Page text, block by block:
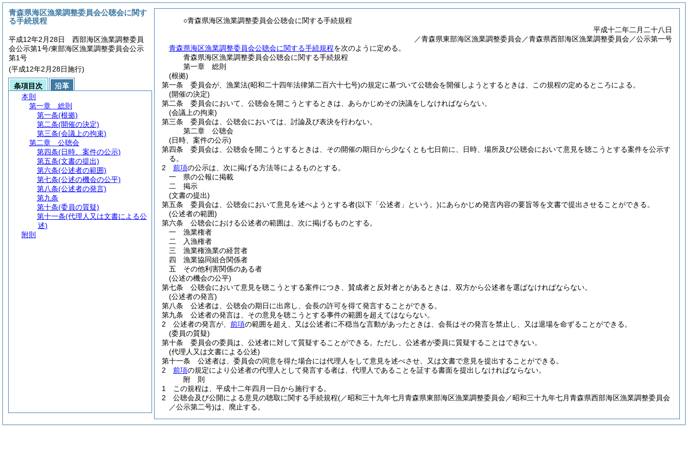
○青森県海区漁業調整委員会公聴会に関する手続規程
平成十二年二月二十八日
／青森県東部海区漁業調整委員会／青森県西部海区漁業調整委員会／公示第一号
青森県海区漁業調整委員会公聴会に関する手続規程を次のように定める。
青森県海区漁業調整委員会公聴会に関する手続規程
第一章
総則
(根拠)
第一条
委員会が、漁業法(昭和二十四年法律第二百六十七号)の規定に基づいて公聴会を開催しようとするときは、この規程の定めるところによる。
(開催の決定)
第二条
委員会において、公聴会を開こうとするときは、あらかじめその決議をしなければならない。
(会議上の拘束)
第三条
委員会は、公聴会においては、討論及び表決を行わない。
第二章
公聴会
(日時、案件の公示)
第四条
委員会は、公聴会を開こうとするときは、その開催の期日から少なくとも七日前に、日時、場所及び公聴会において意見を聴こうとする案件を公示す
る。
2
前項の公示は、次に掲げる方法等によるものとする。
一
県の公報に掲載
二
掲示
(文書の提出)
第五条
委員会は、公聴会において意見を述べようとする者(以下「公述者」という。)にあらかじめ発言内容の要旨等を文書で提出させることができる。
(公述者の範囲)
第六条
公聴会における公述者の範囲は、次に掲げるものとする。
一
漁業権者
二
入漁権者
三
漁業権漁業の経営者
四
漁業協同組合関係者
五
その他利害関係のある者
(公述の機会の公平)
第七条
公聴会において意見を聴こうとする案件につき、賛成者と反対者とがあるときは、双方から公述者を選ばなければならない。
(公述者の発言)
第八条
公述者は、公聴会の期日に出席し、会長の許可を得て発言することができる。
第九条
公述者の発言は、その意見を聴こうとする事件の範囲を超えてはならない。
2
公述者の発言が、 前項の範囲を超え、又は公述者に不穏当な言動があったときは、会長はその発言を禁止し、又は退場を命ずることができる。
(委員の質疑)
第十条
委員会の委員は、公述者に対して質疑することができる。 ただし、公述者が委員に質疑することはできない。
(代理人又は文書による公述)
第十一条
公述者は、委員会の同意を得た場合には代理人をして意見を述べさせ、又は文書で意見を提出することができる。
2
前項の規定により公述者の代理人として発言する者は、代理人であることを証する書面を提出しなければならない。
附 則
1
この規程は、平成十二年四月一日から施行する。
2
公聴会及び公開による意見の聴取に関する手続規程(／昭和三十九年七月青森県東部海区漁業調整委員会／昭和三十九年七月青森県西部海区漁業調整委員会
／公示第二号)は、廃止する。
青森県海区漁業調整委員会公聴会に関す
る手続規程
平成12年2月28日 西部海区漁業調整委員
会公示第1号/東部海区漁業調整委員会公示
第1号
(平成12年2月28日施行)
条項目次
沿革
本則
第一章
総則
第一条(根拠)
第二条(開催の決定)
第三条(会議上の拘束)
第二章
公聴会
第四条(日時、案件の公示)
第五条(文書の提出)
第六条(公述者の範囲)
第七条(公述の機会の公平)
第八条(公述者の発言)
第九条
第十条(委員の質疑)
第十一条(代理人又は文書による公
述)
附則